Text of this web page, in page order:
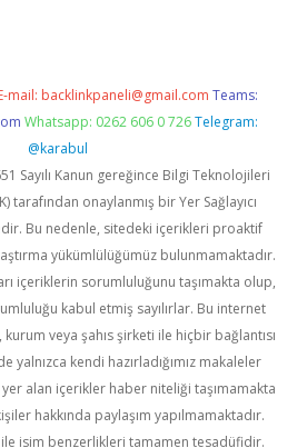
mail: backlinkpaneli@gmail.com Teams:
Whatsapp: 0262 606 0 726 Telegram:
@karabul
Sayılı Kanun gereğince Bilgi Teknolojileri
tarafından onaylanmış bir Yer Sağlayıcı
Bu nedenle, sitedeki içerikleri proaktif
yükümlülüğümüz bulunmamaktadır.
içeriklerin sorumluluğunu taşımakta olup,
kabul etmiş sayılırlar. Bu internet
veya şahıs şirketi ile hiçbir bağlantısı
yalnızca kendi hazırladığımız makaleler
alan içerikler haber niteliği taşımamakta
hakkında paylaşım yapılmamaktadır.
isim benzerlikleri tamamen tesadüfidir.